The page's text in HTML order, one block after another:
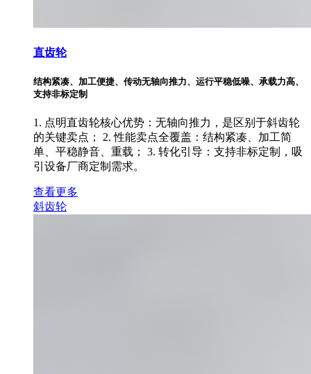
直齿轮
结构紧凑、加工便捷、传动无轴向推力、运行平稳低噪、承载力高、
支持非标定制
1. 点明直齿轮核心优势：无轴向推力，是区别于斜齿轮
的关键卖点； 2. 性能卖点全覆盖：结构紧凑、加工简
单、平稳静音、重载； 3. 转化引导：支持非标定制，吸
引设备厂商定制需求。
查看更多
斜齿轮